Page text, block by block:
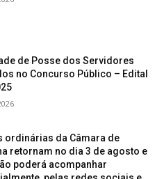
de Posse dos Servidores
no Concurso Público – Edital
ordinárias da Câmara de
retornam no dia 3 de agosto e
poderá acompanhar